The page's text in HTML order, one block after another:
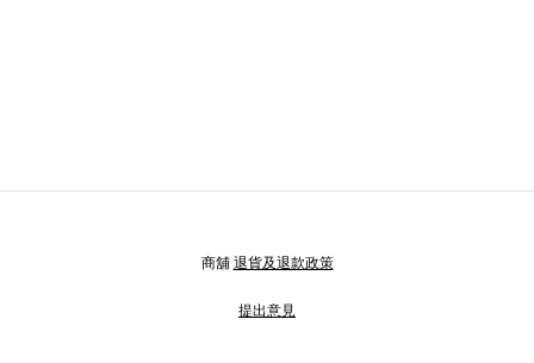
商舖 退貨及退款政策
提出意見